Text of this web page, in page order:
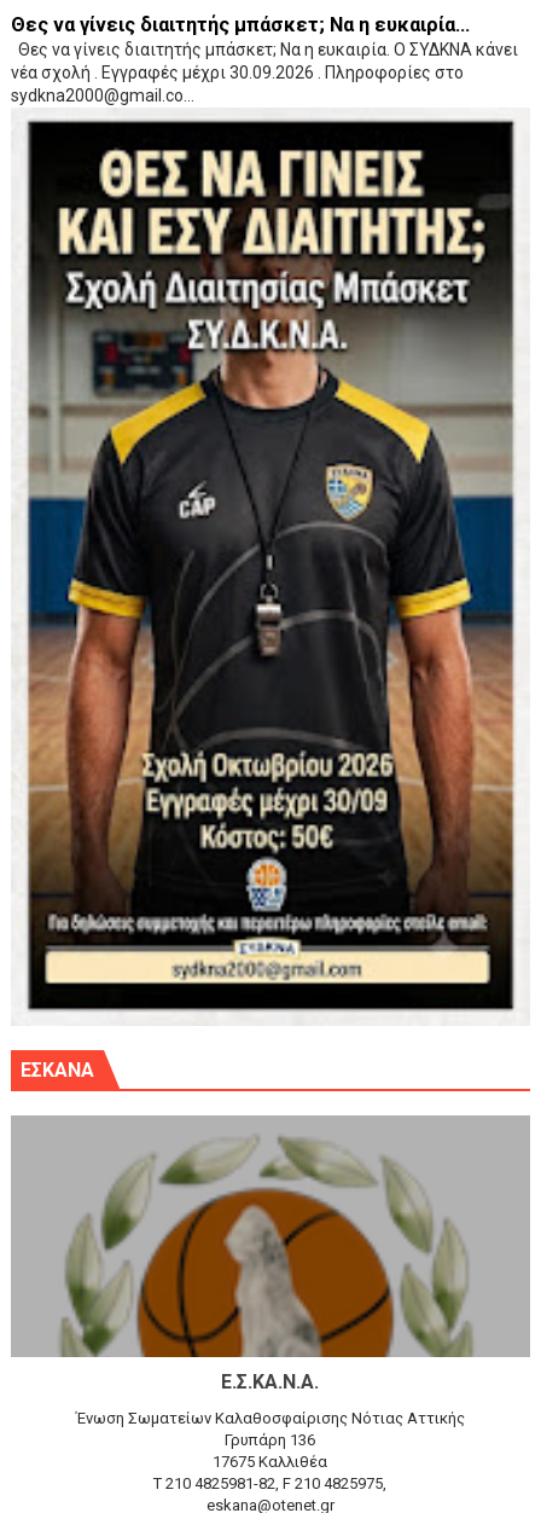
Θες να γίνεις διαιτητής μπάσκετ; Να η ευκαιρία...
Θες να γίνεις διαιτητής μπάσκετ; Να η ευκαιρία. Ο ΣΥΔΚΝΑ κάνει
νέα σχολή . Εγγραφές μέχρι 30.09.2026 . Πληροφορίες στο
sydkna2000@gmail.co...
ΕΣΚΑΝΑ
Ε.Σ.ΚΑ.Ν.Α.
Ένωση Σωματείων Καλαθοσφαίρισης Νότιας Αττικής
Γρυπάρη 136
17675 Καλλιθέα
T 210 4825981-82, F 210 4825975,
eskana@otenet.gr